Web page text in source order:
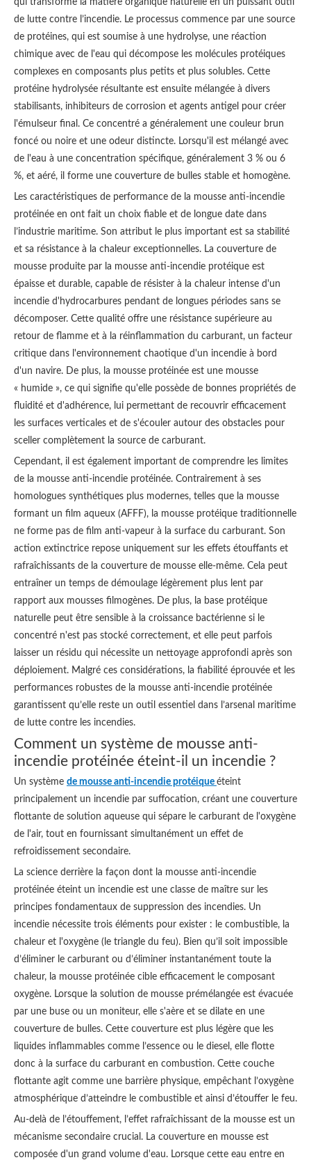
qui transforme la matière organique naturelle en un puissant outil
de lutte contre l’incendie. Le processus commence par une source
de protéines, qui est soumise à une hydrolyse, une réaction
chimique avec de l'eau qui décompose les molécules protéiques
complexes en composants plus petits et plus solubles. Cette
protéine hydrolysée résultante est ensuite mélangée à divers
stabilisants, inhibiteurs de corrosion et agents antigel pour créer
l'émulseur final. Ce concentré a généralement une couleur brun
foncé ou noire et une odeur distincte. Lorsqu'il est mélangé avec
de l'eau à une concentration spécifique, généralement 3 % ou 6
%, et aéré, il forme une couverture de bulles stable et homogène.
Les caractéristiques de performance de la mousse anti-incendie
protéinée en ont fait un choix fiable et de longue date dans
l’industrie maritime. Son attribut le plus important est sa stabilité
et sa résistance à la chaleur exceptionnelles. La couverture de
mousse produite par la mousse anti-incendie protéique est
épaisse et durable, capable de résister à la chaleur intense d'un
incendie d'hydrocarbures pendant de longues périodes sans se
décomposer. Cette qualité offre une résistance supérieure au
retour de flamme et à la réinflammation du carburant, un facteur
critique dans l'environnement chaotique d'un incendie à bord
d'un navire. De plus, la mousse protéinée est une mousse
« humide », ce qui signifie qu'elle possède de bonnes propriétés de
fluidité et d'adhérence, lui permettant de recouvrir efficacement
les surfaces verticales et de s'écouler autour des obstacles pour
sceller complètement la source de carburant.
Cependant, il est également important de comprendre les limites
de la mousse anti-incendie protéinée. Contrairement à ses
homologues synthétiques plus modernes, telles que la mousse
formant un film aqueux (AFFF), la mousse protéique traditionnelle
ne forme pas de film anti-vapeur à la surface du carburant. Son
action extinctrice repose uniquement sur les effets étouffants et
rafraîchissants de la couverture de mousse elle-même. Cela peut
entraîner un temps de démoulage légèrement plus lent par
rapport aux mousses filmogènes. De plus, la base protéique
naturelle peut être sensible à la croissance bactérienne si le
concentré n'est pas stocké correctement, et elle peut parfois
laisser un résidu qui nécessite un nettoyage approfondi après son
déploiement. Malgré ces considérations, la fiabilité éprouvée et les
performances robustes de la mousse anti-incendie protéinée
garantissent qu’elle reste un outil essentiel dans l’arsenal maritime
de lutte contre les incendies.
Comment un système de mousse anti-
incendie protéinée éteint-il un incendie ?
Un système de mousse anti-incendie protéique éteint
principalement un incendie par suffocation, créant une couverture
flottante de solution aqueuse qui sépare le carburant de l'oxygène
de l'air, tout en fournissant simultanément un effet de
refroidissement secondaire.
La science derrière la façon dont la mousse anti-incendie
protéinée éteint un incendie est une classe de maître sur les
principes fondamentaux de suppression des incendies. Un
incendie nécessite trois éléments pour exister : le combustible, la
chaleur et l'oxygène (le triangle du feu). Bien qu’il soit impossible
d’éliminer le carburant ou d’éliminer instantanément toute la
chaleur, la mousse protéinée cible efficacement le composant
oxygène. Lorsque la solution de mousse prémélangée est évacuée
par une buse ou un moniteur, elle s'aère et se dilate en une
couverture de bulles. Cette couverture est plus légère que les
liquides inflammables comme l’essence ou le diesel, elle flotte
donc à la surface du carburant en combustion. Cette couche
flottante agit comme une barrière physique, empêchant l’oxygène
atmosphérique d’atteindre le combustible et ainsi d’étouffer le feu.
Au-delà de l’étouffement, l’effet rafraîchissant de la mousse est un
mécanisme secondaire crucial. La couverture en mousse est
composée d'un grand volume d'eau. Lorsque cette eau entre en